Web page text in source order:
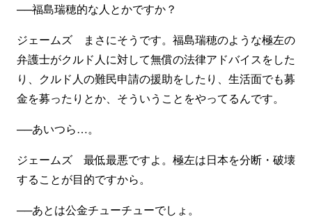
──福島瑞穂的な人とかですか？
ジェームズ まさにそうです。福島瑞穂のような極左の
弁護士がクルド人に対して無償の法律アドバイスをした
り、クルド人の難民申請の援助をしたり、生活面でも募
金を募ったりとか、そういうことをやってるんです。
──あいつら…。
ジェームズ 最低最悪ですよ。極左は日本を分断・破壊
することが目的ですから。
──あとは公金チューチューでしょ。